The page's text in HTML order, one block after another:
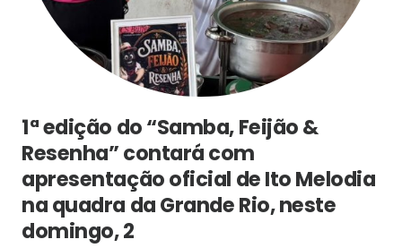
1ª edição do “Samba, Feijão &
Resenha” contará com
apresentação oficial de Ito Melodia
na quadra da Grande Rio, neste
domingo, 2